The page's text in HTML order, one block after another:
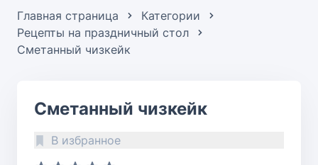
Главная страница
Категории
Рецепты на праздничный стол
Сметанный чизкейк
Сметанный чизкейк
В избранное